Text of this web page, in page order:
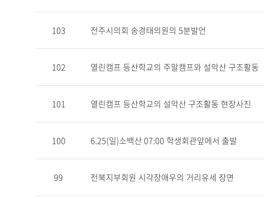
103 전주시의회 송경태의원의 5분발언
102 열린캠프 등산학교의 주말캠프와 설악산 구조활동
101 열린캠프 등산학교의 설악산 구조활동 현장사진
100 6.25(일)소백산 07:00 학생회관앞에서 출발
99 전북지부회원 시각장애우의 거리유세 장면